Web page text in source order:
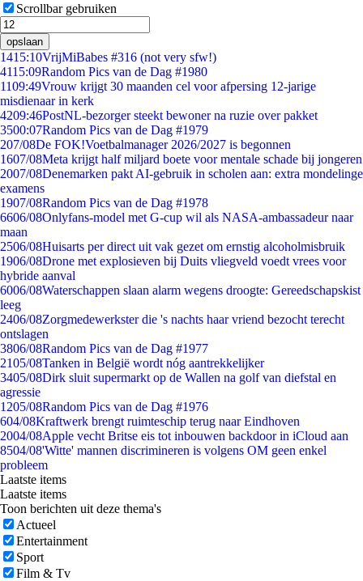
Scrollbar gebruiken
opslaan
1415:10VrijMiBabes #316 (not very sfw!)
4115:09Random Pics van de Dag #1980
1109:49Vrouw krijgt 30 maanden cel voor afpersing 12-jarige
misdienaar in kerk
4209:46PostNL-bezorger steekt bewoner na ruzie over pakket
3500:07Random Pics van de Dag #1979
207/08De FOK!Voetbalmanager 2026/2027 is begonnen
1607/08Meta krijgt half miljard boete voor mentale schade bij jongeren
2007/08Denemarken pakt AI-gebruik in scholen aan: extra mondelinge
examens
1907/08Random Pics van de Dag #1978
6606/08Onlyfans-model met G-cup wil als NASA-ambassadeur naar
maan
2506/08Huisarts per direct uit vak gezet om ernstig alcoholmisbruik
1906/08Drone met explosieven bij Duits vliegveld voedt vrees voor
hybride aanval
6006/08Waterschappen slaan alarm wegens droogte: Gereedschapskist
leeg
2406/08Zorgmedewerkster die 's nachts haar vriend bezocht terecht
ontslagen
3806/08Random Pics van de Dag #1977
2105/08Tanken in België wordt nóg aantrekkelijker
3405/08Dirk sluit supermarkt op de Wallen na golf van diefstal en
agressie
1205/08Random Pics van de Dag #1976
604/08Kraftwerk brengt ruimteschip terug naar Eindhoven
2004/08Apple vecht Britse eis tot inbouwen backdoor in iCloud aan
8504/08'Witte' mannen discrimineren is volgens OM geen enkel
probleem
Laatste items
Laatste items
Toon berichten uit deze thema's
Actueel
Entertainment
Sport
Film & Tv